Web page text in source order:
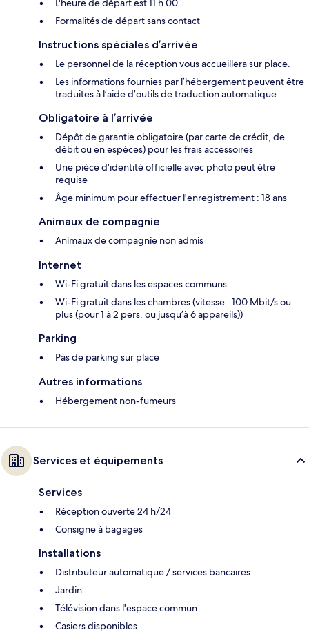
L'heure de départ est 11 h 00
Formalités de départ sans contact
Instructions spéciales d’arrivée
Le personnel de la réception vous accueillera sur place.
Les informations fournies par l’hébergement peuvent être
traduites à l’aide d’outils de traduction automatique
Obligatoire à l’arrivée
Dépôt de garantie obligatoire (par carte de crédit, de
débit ou en espèces) pour les frais accessoires
Une pièce d'identité officielle avec photo peut être
requise
Âge minimum pour effectuer l'enregistrement : 18 ans
Animaux de compagnie
Animaux de compagnie non admis
Internet
Wi-Fi gratuit dans les espaces communs
Wi-Fi gratuit dans les chambres (vitesse : 100 Mbit/s ou
plus (pour 1 à 2 pers. ou jusqu’à 6 appareils))
Parking
Pas de parking sur place
Autres informations
Hébergement non-fumeurs
Services et équipements
Services
Réception ouverte 24 h/24
Consigne à bagages
Installations
Distributeur automatique / services bancaires
Jardin
Télévision dans l'espace commun
Casiers disponibles